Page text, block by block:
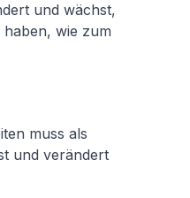
und wächst,
wie zum
muss als
und verändert